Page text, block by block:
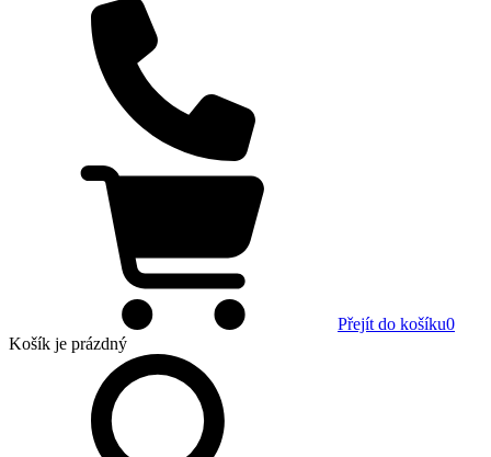
Přejít do košíku0
Košík je prázdný